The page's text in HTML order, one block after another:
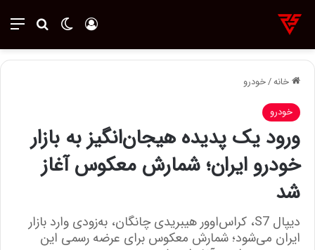
تغییر پوسته ورود
خانه/خودرو
خودرو
ورود یک پدیده هیجان‌انگیز به بازار
خودرو ایران؛ شمارش معکوس آغاز
شد
دیپال S7، کراس‌اوور هیبریدی چانگان، به‌زودی وارد بازار
ایران می‌شود؛ شمارش معکوس برای عرضه رسمی این